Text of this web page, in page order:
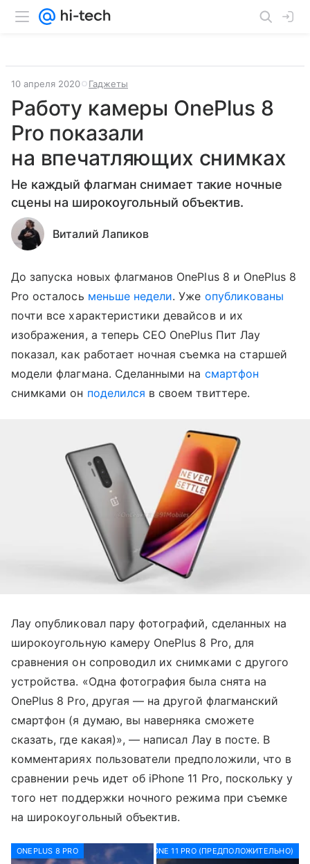
10 апреля 2020 Гаджеты
Работу камеры OnePlus 8
Pro показали
на впечатляющих снимках
Не каждый флагман снимает такие ночные
сцены на широкоугольный объектив.
Виталий Лапиков
До запуска новых флагманов OnePlus 8 и OnePlus 8
Pro осталось меньше недели. Уже опубликованы
почти все характеристики девайсов и их
изображения, а теперь CEO OnePlus Пит Лау
показал, как работает ночная съемка на старшей
модели флагмана. Сделанными на смартфон
снимками он поделился в своем твиттере.
Лау опубликовал пару фотографий, сделанных на
широкоугольную камеру OnePlus 8 Pro, для
сравнения он сопроводил их снимками с другого
устройства. «Одна фотография была снята на
OnePlus 8 Pro, другая — на другой флагманский
смартфон (я думаю, вы наверняка сможете
сказать, где какая)», — написал Лау в посте. В
комментариях пользователи предположили, что в
сравнении речь идет об iPhone 11 Pro, поскольку у
того нет поддержки ночного режима при съемке
на широкоугольный объектив.
ONEPLUS 8 PRO IPHONE 11 PRO (ПРЕДПОЛОЖИТЕЛЬНО)